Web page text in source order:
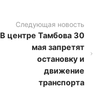
Следующая новость
В центре Тамбова 30
мая запретят
остановку и
движение
транспорта